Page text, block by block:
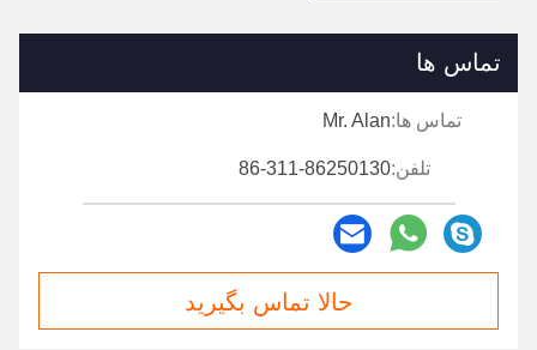
تماس ها
تماس ها:Mr. Alan
تلفن:86-311-86250130
حالا تماس بگیرید